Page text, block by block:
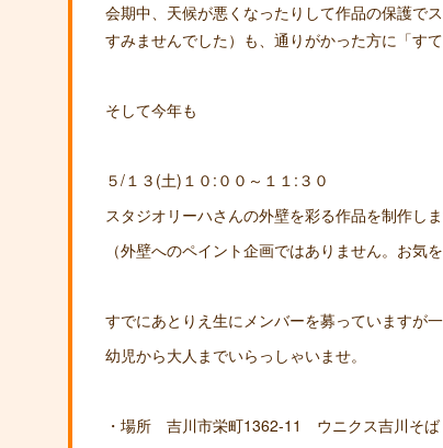
会期中、天候が悪くなったりして作品の保護で
すみませんでした）も、通りがかった方に「す
そして今年も
５/１３(土)１０:００～１１:３０
スタジオリーハさんの外壁を彩る作品を制作しま
（外壁へのペイント企画ではありません。お気を
すでにあとりえ生にメンバーを募っていますが
幼児から大人までいらっしゃいませ。
・場所 吉川市栄町1362-11 ウニクス吉川そば